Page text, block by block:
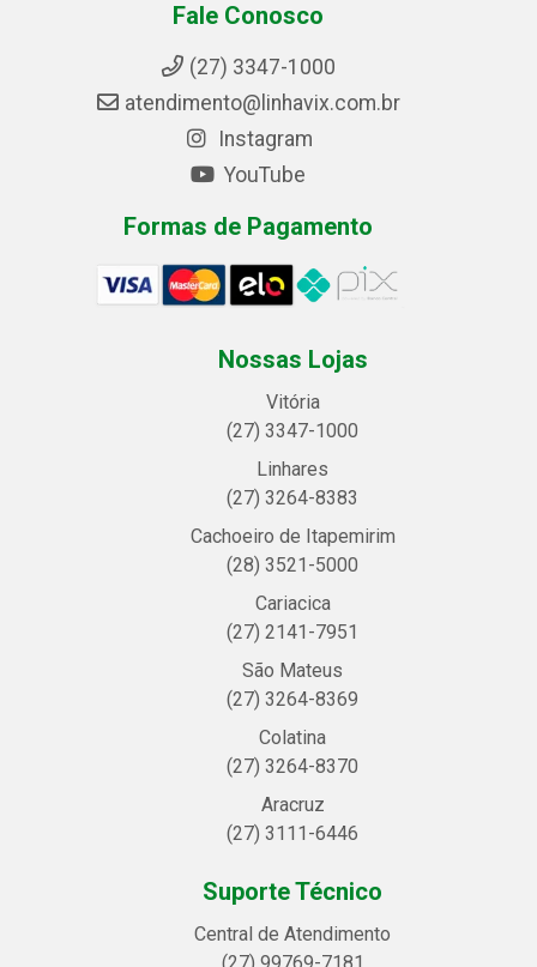
Fale Conosco
(27) 3347-1000
atendimento@linhavix.com.br
Instagram
YouTube
Formas de Pagamento
Nossas Lojas
Vitória
(27) 3347-1000
Linhares
(27) 3264-8383
Cachoeiro de Itapemirim
(28) 3521-5000
Cariacica
(27) 2141-7951
São Mateus
(27) 3264-8369
Colatina
(27) 3264-8370
Aracruz
(27) 3111-6446
Suporte Técnico
Central de Atendimento